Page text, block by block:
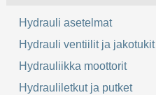
Hydrauli asetelmat
Hydrauli ventiilit ja jakotukit
Hydrauliikka moottorit
Hydrauliletkut ja putket